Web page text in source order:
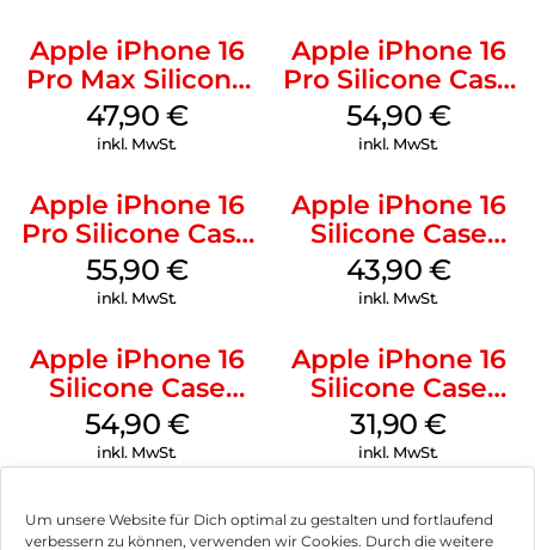
Um unsere Website für Dich optimal zu gestalten und fortlaufend
verbessern zu können, verwenden wir Cookies. Durch die weitere
Apple iPhone 16
Pro Max Silicone
Case MagSafe
Black
47,90 €
inkl. MwSt.
Apple iPhone 16
Pro Silicone Case
MagSafe Black
54,90 €
inkl. MwSt.
Apple iPhone 16
Pro Silicone Case
MagSafe Stone
Gray
55,90 €
inkl. MwSt.
Apple iPhone 16
Silicone Case
MagSafe Plum
43,90 €
inkl. MwSt.
Apple iPhone 16
Silicone Case
MagSafe Black
54,90 €
inkl. MwSt.
Apple iPhone 16
Silicone Case
MagSafe Fuchsia
31,90€
inkl. MwSt.